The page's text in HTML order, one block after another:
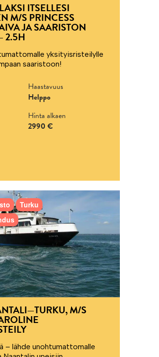
ITSELLESI
M/S PRINCESS
JA SAARISTON
2.5H
yksityisristeilylle
saaristoon!
Haastavuus
Helppo
Hinta alkaen
2990 €
Turku
M/S
– lähde unohtumattomalle